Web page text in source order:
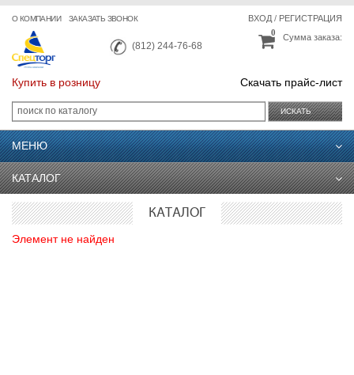
О КОМПАНИИ ЗАКАЗАТЬ ЗВОНОК
(812) 244-76-68
ВХОД/ РЕГИСТРАЦИЯ
Сумма заказа:
0
Купить в розницу Скачать прайс-лист
ИСКАТЬ
МЕНЮ
КАТАЛОГ
КАТАЛОГ
Элемент не найден